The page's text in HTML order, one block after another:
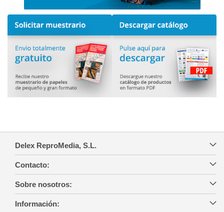
Delex ReproMedia, S.L.
Contacto:
Sobre nosotros:
Información: